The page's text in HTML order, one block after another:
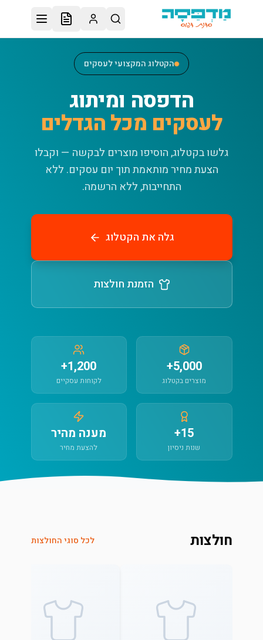
דלג לתוכן הראשי
הקטלוג המקצועי לעסקים
הדפסה ומיתוג
לעסקים מכל הגדלים
גלשו בקטלוג, הוסיפו מוצרים לבקשה — וקבלו
הצעת מחיר מותאמת תוך יום עסקים. ללא
התחייבות, ללא הרשמה.
גלה את הקטלוג
הזמנת חולצות
5,000+
מוצרים בקטלוג
1,200+
לקוחות עסקיים
15+
שנות ניסיון
מענה מהיר
להצעת מחיר
חולצות לכל סוגי החולצות